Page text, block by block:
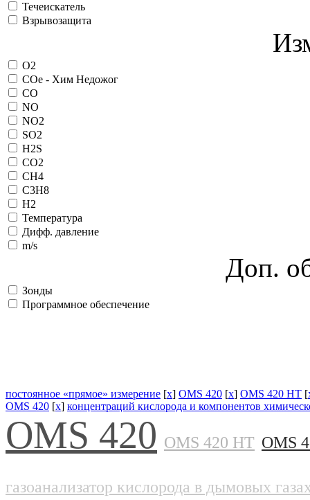
Течеискатель
Взрывозащита
O2
COe - Хим Недожог
CO
NO
NO2
SO2
H2S
CO2
CH4
C3H8
H2
Температура
Дифф. давление
m/s
Доп.
Зонды
Программное обеспечение
постоянное «прямое» измерение [x] OMS 420 [x] OMS 420 HT [
OMS 420 [x] концентраций кислорода и компонентов
OMS 420 OMS 420 HT OMS
газоанализатор кислорода в дымовых